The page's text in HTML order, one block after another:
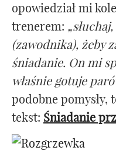
opowiedział mi
trenerem:
(zawodnika), żeby
śniadanie. On mi
właśnie gotuje
podobne
tekst: Śniadanie